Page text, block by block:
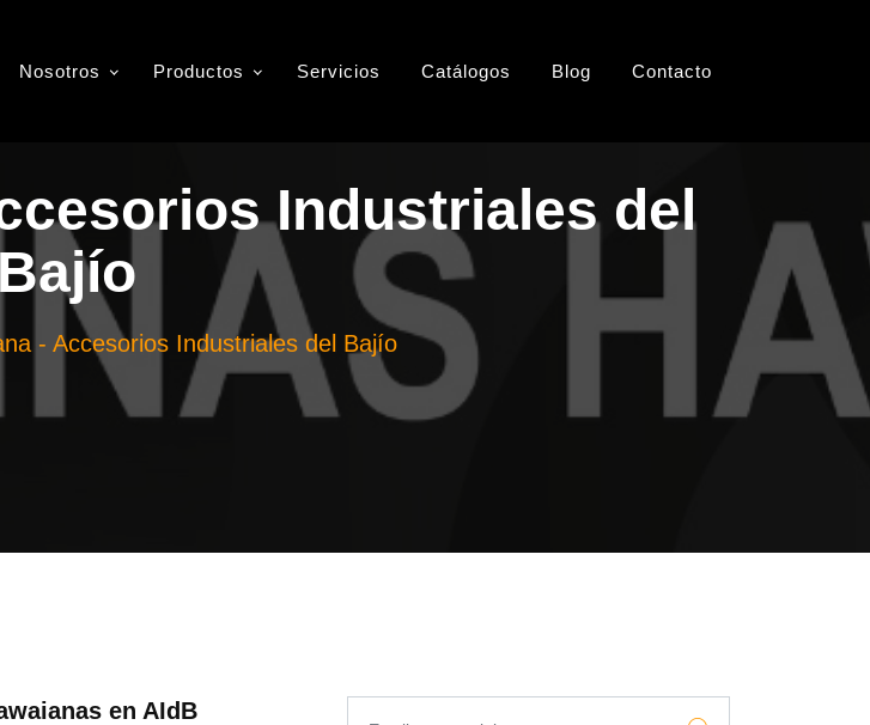
Nosotros Productos Servicios Catálogos Blog Contacto
Industriales del
Bajío
- Accesorios Industriales del Bajío
en AIdB